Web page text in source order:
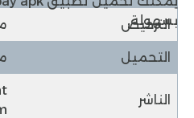
بسهولة.
الترخيص
التحميل
الناشر